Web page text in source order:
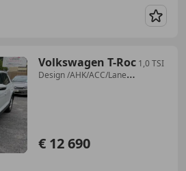
Volkswagen T-Roc 1,0 TSI
Design /AHK/ACC/Lane
€ 12 690